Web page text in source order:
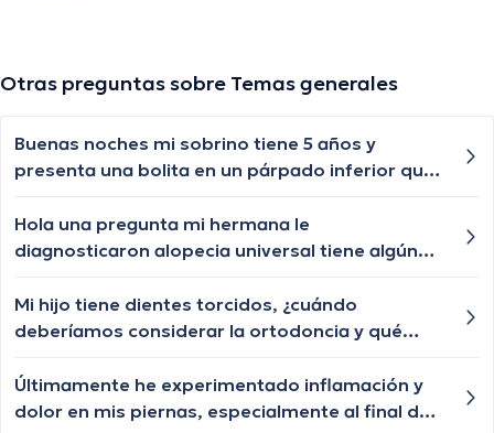
Otras preguntas sobre Temas generales
Buenas noches mi sobrino tiene 5 años y
presenta una bolita en un párpado inferior que
vuelve aparecer, qué especialista nos puede
ayudar?
Hola una pregunta mi hermana le
diagnosticaron alopecia universal tiene algún
las cejas y pestañas , aunque ya le están
creciendo de a poquito pero lento y chiquititos
pestañas igual algún tratamiento q le ayude a
crecer o esa enfermedad ya no tiene
Mi hijo tiene dientes torcidos, ¿cuándo
deberíamos considerar la ortodoncia y qué
Últimamente he experimentado inflamación y
dolor en mis piernas, especialmente al final del